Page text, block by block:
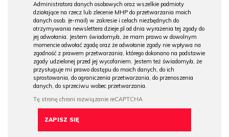
Administratora danych osobowych oraz wszelkie podmioty
działające na rzecz lub zlecenie MHP do przetwarzania moich
danych osob. (e-mail) w zakresie i celach niezbędnych do
otrzymywania newslettera dzieje.pl od dnia wyrażenia tej zgody do
jej odwołania. Jestem świadomy/a, że mam prawo w dowolnym
momencie odwołać zgodę oraz że odwołanie zgody nie wpływa na
zgodność z prawem przetwarzania, którego dokonano na podstawie
zgody udzielonej przed jej wycofaniem. Jestem też świadomy/a, że
przysługuje mi prawo dostępu do moich danych, do ich
sprostowania, do ograniczenia przetwarzania, do przenoszenia
danych, do sprzeciwu wobec przetwarzania.